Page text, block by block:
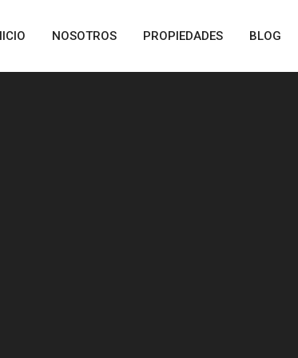
NOSOTROS PROPIEDADES BLOG